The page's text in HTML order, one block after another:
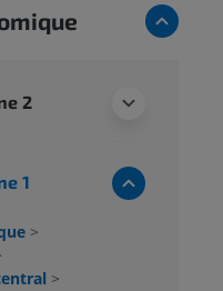
2
1
>
>